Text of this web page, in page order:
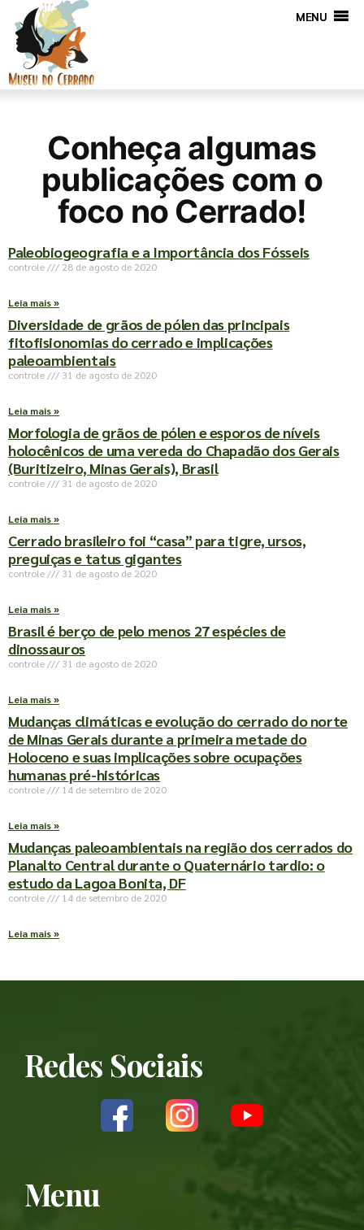
MENU
Conheça algumas
publicações com o
foco no Cerrado!
Paleobiogeografia e a Importância dos Fósseis
controle 28 de agosto de 2020
Leia mais »
Diversidade de grãos de pólen das principais
fitofisionomias do cerrado e implicações
paleoambientais
controle 31 de agosto de 2020
Leia mais »
Morfologia de grãos de pólen e esporos de níveis
holocênicos de uma vereda do Chapadão dos Gerais
(Buritizeiro, Minas Gerais), Brasil
controle 31 de agosto de 2020
Leia mais »
Cerrado brasileiro foi “casa” para tigre, ursos,
preguiças e tatus gigantes
controle 31 de agosto de 2020
Leia mais »
Brasil é berço de pelo menos 27 espécies de
dinossauros
controle 31 de agosto de 2020
Leia mais »
Mudanças climáticas e evolução do cerrado do norte
de Minas Gerais durante a primeira metade do
Holoceno e suas implicações sobre ocupações
humanas pré-históricas
controle 14 de setembro de 2020
Leia mais »
Mudanças paleoambientais na região dos cerrados do
Planalto Central durante o Quaternário tardio: o
estudo da Lagoa Bonita, DF
controle 14 de setembro de 2020
Leia mais »
Redes Sociais
Menu